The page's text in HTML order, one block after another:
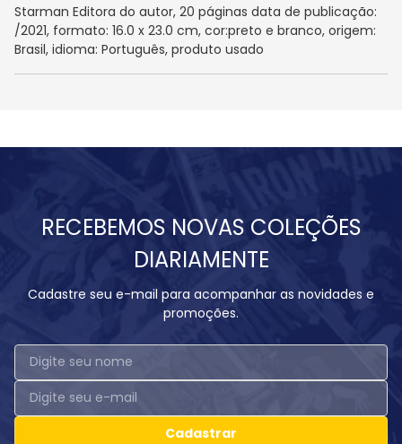
Starman Editora do autor, 20 páginas data de publicação:
/2021, formato: 16.0 x 23.0 cm, cor:preto e branco, origem:
Brasil, idioma: Português, produto usado
RECEBEMOS NOVAS COLEÇÕES
DIARIAMENTE
Cadastre seu e-mail para acompanhar as novidades e
promoções.
Cadastrar